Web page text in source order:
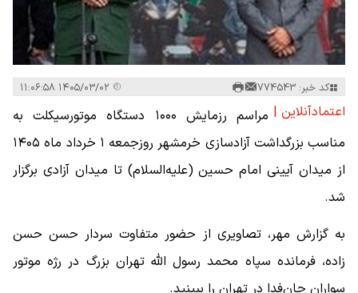
کد خبر: 774543
اعتمادآنلاین |
مراسم رزمایش ۱۰۰۰ دستگاه موتورسیکلت به
مناسب بزرگداشت آزادسازی خرمشهر روزجمعه ۱ خرداد ماه ۱۴۰۵
از میدان آیینی امام حسین (علیه‌السلام) تا میدان آزادی برگزار
شد.
به گزارش مهر، تصاویری از حضور متفاوت سردار حسن حسن
زاده، فرمانده سپاه محمد رسول الله تهران بزرگ در رژه موتور
سواران جان‌فدا در تهران را ببینید.